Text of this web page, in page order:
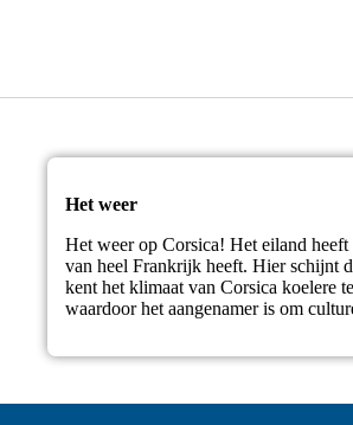
Het weer
Het weer op Corsica! Het eiland heeft
van heel Frankrijk heeft. Hier schijnt
kent het klimaat van Corsica koelere
waardoor het aangenamer is om